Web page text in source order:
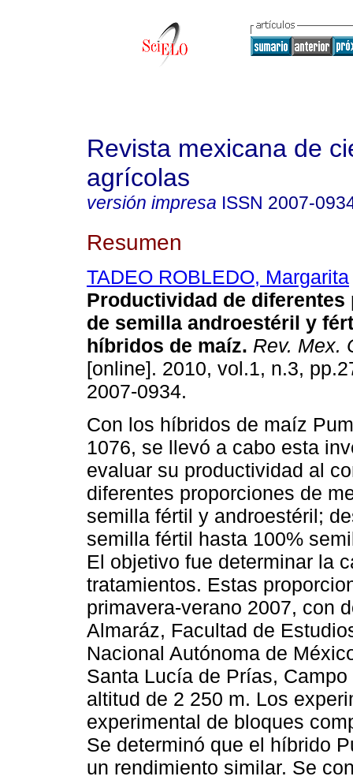
Revista mexicana de
agrícolas
versión impresa ISSN 2007-
Resumen
TADEO ROBLEDO, Margarita
Productividad de
de semilla androestéril y
híbridos de maíz. Rev. Mex.
[online]. 2010, vol.1, n.3,
2007-0934.
Con los híbridos de maíz
1076, se llevó a cabo esta
evaluar su productividad al
diferentes proporciones de
semilla fértil y androestéril;
semilla fértil hasta 100%
El objetivo fue determinar la
tratamientos. Estas
primavera-verano 2007, con
Almaráz, Facultad de
Nacional Autónoma de
Santa Lucía de Prías,
altitud de 2 250 m. Los
experimental de bloques
Se determinó que el híbrido
un rendimiento similar. Se